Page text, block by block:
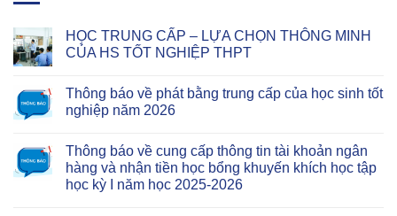
HỌC TRUNG CẤP – LỰA CHỌN THÔNG MINH
CỦA HS TỐT NGHIỆP THPT
Thông báo về phát bằng trung cấp của học sinh tốt
nghiệp năm 2026
Thông báo về cung cấp thông tin tài khoản ngân
hàng và nhận tiền học bổng khuyến khích học tập
học kỳ I năm học 2025-2026